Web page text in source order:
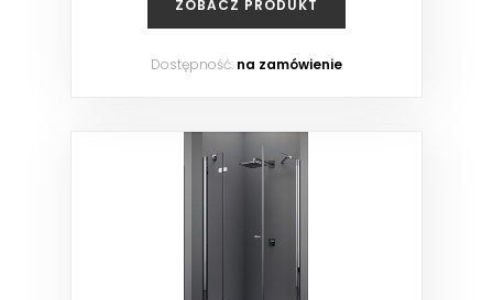
ZOBACZ PRODUKT
Dostępność: na zamówienie